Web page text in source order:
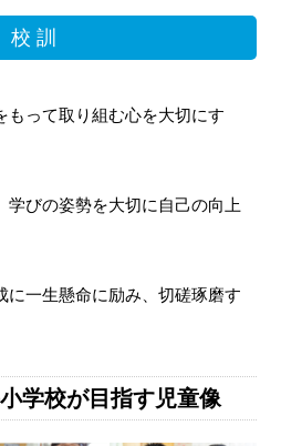
校 訓
もって取り組む心を大切にす
学びの姿勢を大切に自己の向上
に一生懸命に励み、切磋琢磨す
学校が目指す児童像